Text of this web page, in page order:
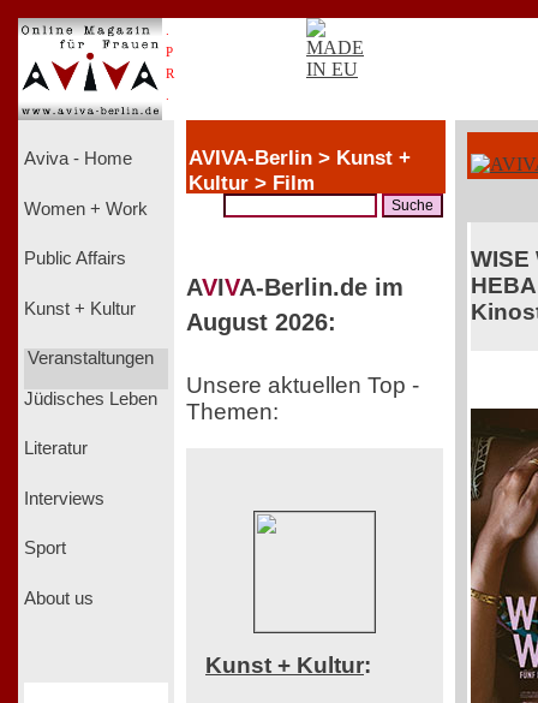
P
R
Aviva - Home
Women + Work
Public Affairs
Kunst + Kultur
Veranstaltungen
Jüdisches Leben
Literatur
Interviews
Sport
About us
AVIVA-Berlin > Kunst +
Kultur > Film
AVIVA-Berlin.de im
August 2026:
Unsere aktuellen Top -
Themen:
Kunst + Kultur:
WISE